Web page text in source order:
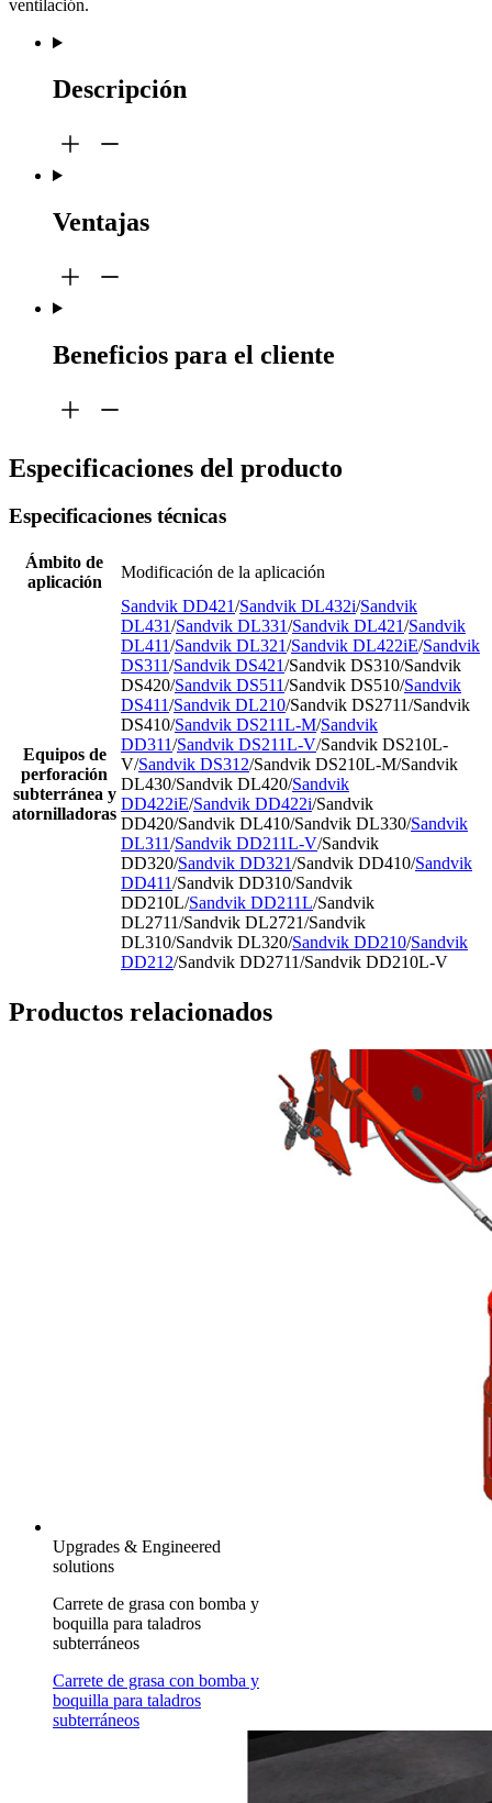
ventilación.
Descripción
Ventajas
Beneficios para el cliente
Especificaciones del producto
Especificaciones técnicas
Ámbito de
aplicación
Modificación de la aplicación
Equipos de
perforación
subterránea y
atornilladoras
Sandvik DD421/Sandvik DL432i/Sandvik
DL431/Sandvik DL331/Sandvik DL421/Sandvik
DL411/Sandvik DL321/Sandvik DL422iE/Sandvik
DS311/Sandvik DS421/Sandvik DS310/Sandvik
DS420/Sandvik DS511/Sandvik DS510/Sandvik
DS411/Sandvik DL210/Sandvik DS2711/Sandvik
DS410/Sandvik DS211L-M/Sandvik
DD311/Sandvik DS211L-V/Sandvik DS210L-
V/Sandvik DS312/Sandvik DS210L-M/Sandvik
DL430/Sandvik DL420/Sandvik
DD422iE/Sandvik DD422i/Sandvik
DD420/Sandvik DL410/Sandvik DL330/Sandvik
DL311/Sandvik DD211L-V/Sandvik
DD320/Sandvik DD321/Sandvik DD410/Sandvik
DD411/Sandvik DD310/Sandvik
DD210L/Sandvik DD211L/Sandvik
DL2711/Sandvik DL2721/Sandvik
DL310/Sandvik DL320/Sandvik DD210/Sandvik
DD212/Sandvik DD2711/Sandvik DD210L-V
Productos relacionados
Upgrades & Engineered
solutions
Carrete de grasa con bomba y
boquilla para taladros
subterráneos
Carrete de grasa con bomba y
boquilla para taladros
subterráneos